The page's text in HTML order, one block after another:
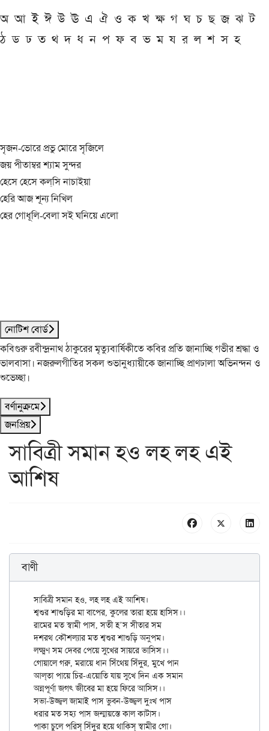
অ আ ই ঈ উ ঊ এ ঐ ও ক খ ক্ষ গ ঘ চ ছ জ ঝ ট
ঠ ড ঢ ত থ দ ধ ন প ফ ব ভ ম য র ল শ স হ
সৃজন-ভোরে প্রভু মোরে সৃজিলে
জয় পীতাম্বর শ্যাম সুন্দর
হেসে হেসে কল্‌সি নাচাইয়া
হেরি আজ শূন্য নিখিল
হের গোধূলি-বেলা সই ঘনিয়ে এলো
নোটিশ বোর্ড
কবিগুরু রবীন্দ্রনাথ ঠাকুরের মৃত্যুবার্ষিকীতে কবির প্রতি জানাচ্ছি গভীর শ্রদ্ধা ও
ভালবাসা। নজরুলগীতির সকল শুভানুধ্যায়ীকে জানাচ্ছি প্রাণঢালা অভিনন্দন ও
শুভেচ্ছা।
বর্ণানুক্রমে
জনপ্রিয়
সাবিত্রী সমান হও লহ লহ এই
আশিষ
বাণী
সাবিত্রী সমান হও, লহ লহ এই আশিষ।
শ্বশুর শাশুড়ির মা বাপের, কুলের তারা হয়ে হাসিস।।
রামের মত স্বামী পাস, সতী হ’স সীতার সম
দশরথ কৌশল্যার মত শ্বশুর শাশুড়ি অনুপম।
লক্ষ্মণ সম দেবর পেয়ে সুখের সায়রে ভাসিস।।
গোয়ালে গরু, মরায়ে ধান সিঁথেয় সিঁদুর, মুখে পান
আল্‌তা পায়ে চির-এয়োতি যায় সুখে দিন এক সমান
অন্নপূর্ণা জগৎ জীবের মা হয়ে ফিরে আসিস।।
সভা-উজ্জ্বল জামাই পাস ভুবন-উজ্জ্বল দুঃখ পাস
ধরার মত সহ্য পাস জন্মায়স্তে কাল কাটাস।
পাকা চুলে পরিস্ সিঁদুর হয়ে থাকিস্ স্বামীর গো।